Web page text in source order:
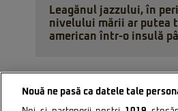
Leagănul jazzului, în
nivelului mării ar putea
american într-o insulă
Nouă ne pasă ca datele tale